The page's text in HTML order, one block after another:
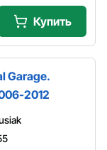
Купить
Garage.
2012